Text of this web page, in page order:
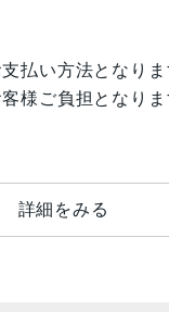
払い方法となりま
様ご負担となりま
詳細をみる